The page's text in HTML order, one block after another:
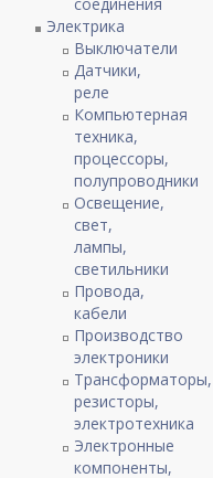
Электрика
Выключатели
Датчики,
реле
Компьютерная
техника,
процессоры,
полупроводники
Освещение,
свет,
лампы,
светильники
Провода,
кабели
Производство
электроники
Трансформаторы,
резисторы,
электротехника
Электронные
компоненты,